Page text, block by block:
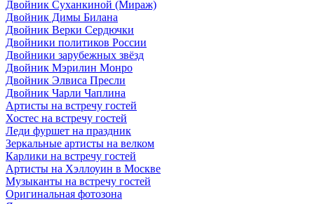
Двойник Суханкиной (Мираж)
Двойник Димы Билана
Двойник Верки Сердючки
Двойники политиков России
Двойники зарубежных звёзд
Двойник Мэрилин Монро
Двойник Элвиса Пресли
Двойник Чарли Чаплина
Артисты на встречу гостей
Хостес на встречу гостей
Леди фуршет на праздник
Зеркальные артисты на велком
Карлики на встречу гостей
Артисты на Хэллоуин в Москве
Музыканты на встречу гостей
Оригинальная фотозона